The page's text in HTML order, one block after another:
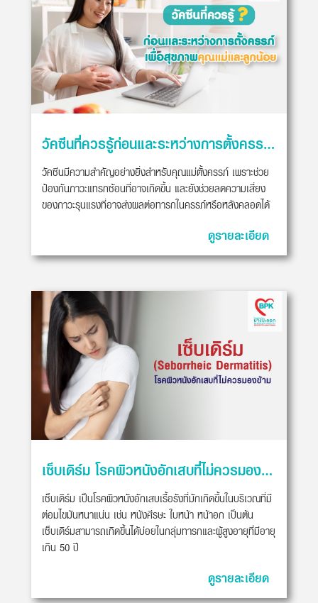
วัคซีนที่ควรรู้ก่อนและระหว่างการตั้งครรภ์ เพื่อสุขภาพคุณแม่และลูกน้อย
วัคซีนมีความสำคัญอย่างยิ่งสำหรับคุณแม่ตั้งครรภ์ เพราะช่วย
ป้องกันภาวะแทรกซ้อนที่อาจเกิดขึ้น และยังช่วยลดความเสี่ยง
ของภาวะรุนแรงที่อาจส่งผลต่อทารกในครรภ์หรือหลังคลอดได้
ดูรายละเอียด
เซ็บเดิร์ม โรคผิวหนังอักเสบที่ไม่ควรมองข้าม
เซ็บเดิร์ม เป็นโรคผิวหนังอักเสบเรื้อรังที่มักเกิดขึ้นในบริเวณที่มี
ต่อมไขมันหนาแน่น เช่น หนังศีรษะ ใบหน้า หน้าอก เป็นต้น
เซ็บเดิร์มสามารถเกิดขึ้นได้บ่อยในกลุ่มทารกและผู้สูงอายุที่มีอายุ
เกิน 50 ปี
ดูรายละเอียด